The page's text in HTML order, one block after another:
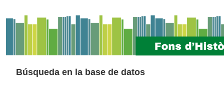
Búsqueda en la base de datos